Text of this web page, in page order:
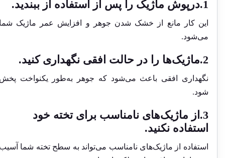
این کار مانع از خشک شدن جوهر و افزایش عمر ماژیک شما
می‌شود.
نگهداری افقی باعث می‌شود که جوهر به‌طور یکنواخت پخش
شود.
3.از ماژیک‌های نامناسب برای تخته خود
استفاده نکنید.
استفاده از ماژیک‌های نامناسب می‌تواند به سطح تخته شما آسیب